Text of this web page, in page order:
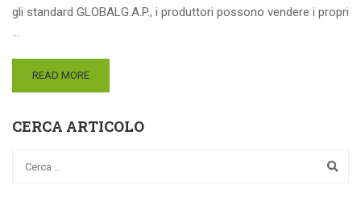
gli standard GLOBALG.A.P., i produttori possono vendere i propri
…
READ MORE
CERCA ARTICOLO